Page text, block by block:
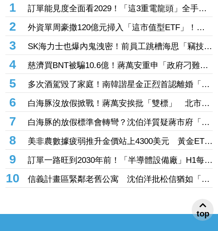
1
訂單能見度全面看2029！「這3重電龍頭」全手握
逾百億元訂單 市場聚焦董事會承認第二季財報
2
外資單周豪撒120億元掃入「這市值型ETF」！再
鎖定5檔主動式進貨、「這2檔」進貨逾10萬張
3
SK海力士也爆內鬼洩密！前員工跳槽海思「竊技術
機密附在履歷內」 判刑1年半
4
慈濟買BNT被騙10.6億！蔣萬安重申「政府刁難民
間」 沈伯洋開嗆：「說一個謊要用千萬個謊來
圓」
5
多次酒駕毀了家庭！南韓諧星金正烈首認離婚「分
居長達13年」 感謝台僑前妻仍照顧
6
白海豚沒放假掀戰！蔣萬安挨批「雙標」 北市府
急澄清：兩次條件根本不同
7
白海豚的放假標準會轉彎？沈伯洋質疑蔣市府「標
準不一」
8
美非農數據疲弱推升金價站上4300美元 黃金ETF
走強「這檔正2」一周漲近9%
9
訂單一路旺到2030年前！「半導體設備廠」H1每股
賺27.27元創同期新高 連4季賺逾一個股本
10
信義計畫區緊鄰老舊公寓 沈伯洋批松信猶如「兩
個世界」
top